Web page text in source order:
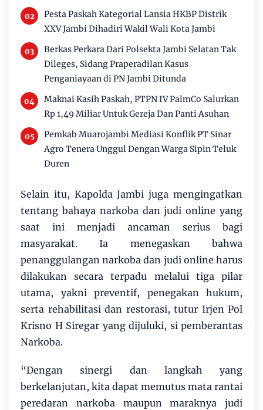
Pesta Paskah Kategorial Lansia HKBP Distrik
XXV Jambi Dihadiri Wakil Wali Kota Jambi
Berkas Perkara Dari Polsekta Jambi Selatan Tak
Dileges, Sidang Praperadilan Kasus
Penganiayaan di PN Jambi Ditunda
Maknai Kasih Paskah, PTPN IV PalmCo Salurkan
Rp 1,49 Miliar Untuk Gereja Dan Panti Asuhan
Pemkab Muarojambi Mediasi Konflik PT Sinar
Agro Tenera Unggul Dengan Warga Sipin Teluk
Duren
Selain itu, Kapolda Jambi juga mengingatkan
tentang bahaya narkoba dan judi online yang
saat ini menjadi ancaman serius bagi
masyarakat. Ia menegaskan bahwa
penanggulangan narkoba dan judi online harus
dilakukan secara terpadu melalui tiga pilar
utama, yakni preventif, penegakan hukum,
serta rehabilitasi dan restorasi, tutur Irjen Pol
Krisno H Siregar yang dijuluki, si pemberantas
Narkoba.
“Dengan sinergi dan langkah yang
berkelanjutan, kita dapat memutus mata rantai
peredaran narkoba maupun maraknya judi